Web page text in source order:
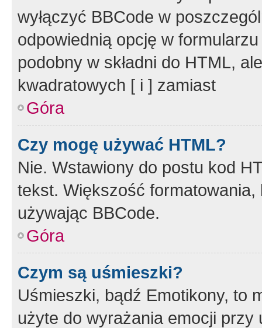
wyłączyć BBCode w
odpowiednią opcję w
podobny w składni do HTML,
kwadratowych [ i ] zamiast
Góra
Czy mogę używać HTML?
Nie. Wstawiony do postu kod
tekst. Większość
używając BBCode.
Góra
Czym są uśmieszki?
Uśmieszki, bądź Emotikony, to
użyte do wyrażania emocji